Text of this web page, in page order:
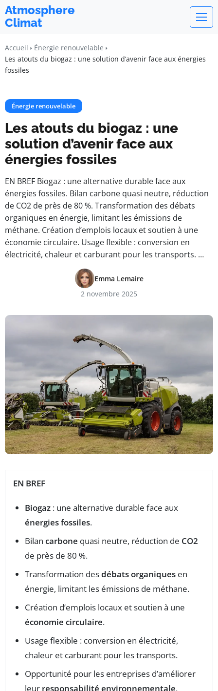
Atmosphere
Climat
Accueil
Énergie renouvelable
Les atouts du biogaz : une solution d’avenir face aux énergies
fossiles
Énergie renouvelable
Les atouts du biogaz : une
solution d’avenir face aux
énergies fossiles
EN BREF Biogaz : une alternative durable face aux
énergies fossiles. Bilan carbone quasi neutre, réduction
de CO2 de près de 80 %. Transformation des débats
organiques en énergie, limitant les émissions de
méthane. Création d’emplois locaux et soutien à une
économie circulaire. Usage flexible : conversion en
électricité, chaleur et carburant pour les transports. …
Emma Lemaire
2 novembre 2025
EN BREF
Biogaz : une alternative durable face aux
énergies fossiles.
Bilan carbone quasi neutre, réduction de CO2
de près de 80 %.
Transformation desdébats organiques en
énergie, limitant les émissions de méthane.
Création d’emplois locaux et soutien à une
économie circulaire.
Usage flexible : conversion en électricité,
chaleur et carburant pour les transports.
Opportunité pour les entreprises d’améliorer
leur responsabilité environnementale.